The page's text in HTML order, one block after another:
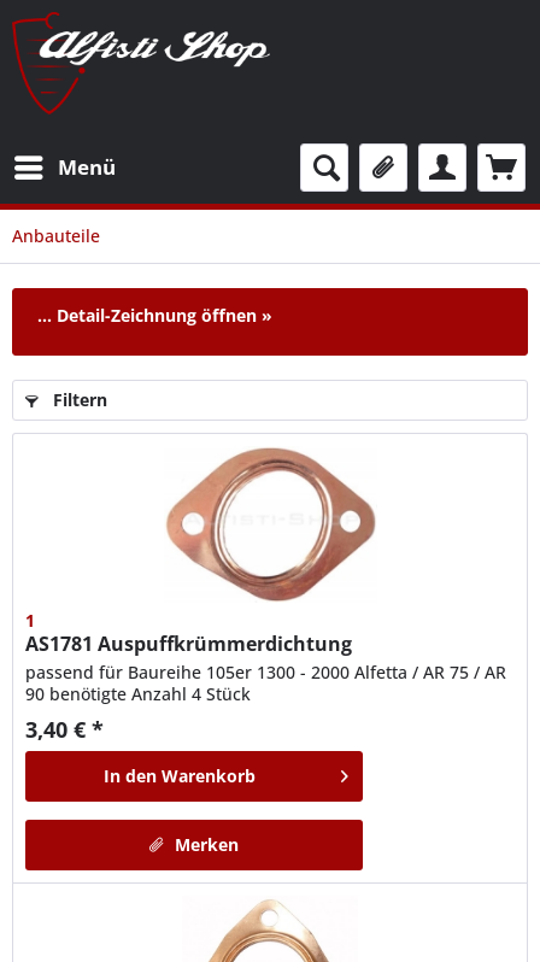
Menü
Anbauteile
... Detail-Zeichnung öffnen »
Filtern
1
AS1781Auspuffkrümmerdichtung
passend für Baureihe 105er 1300 - 2000 Alfetta / AR 75 / AR
90 benötigte Anzahl 4 Stück
3,40 € *
In den Warenkorb
Merken